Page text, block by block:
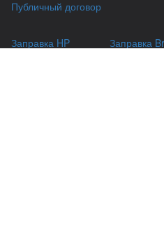
Публичный договор
Заправка HP
Заправка